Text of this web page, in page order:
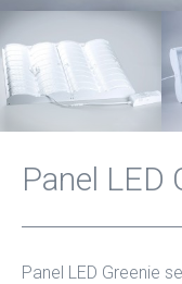
Panel LED
Panel LED Greenie